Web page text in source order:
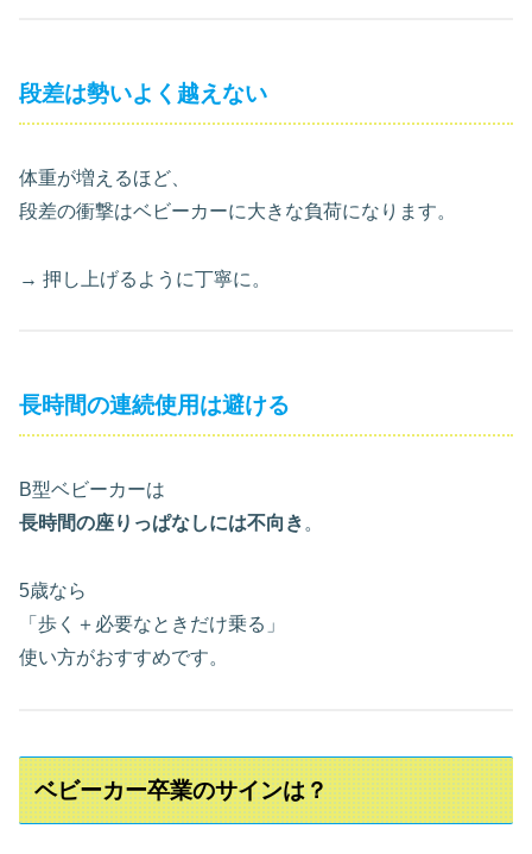
段差は勢いよく越えない
体重が増えるほど、
段差の衝撃はベビーカーに大きな負荷になります。
→ 押し上げるように丁寧に。
長時間の連続使用は避ける
B型ベビーカーは
長時間の座りっぱなしには不向き 。
5歳なら
「歩く＋必要なときだけ乗る」
使い方がおすすめです。
ベビーカー卒業のサインは？